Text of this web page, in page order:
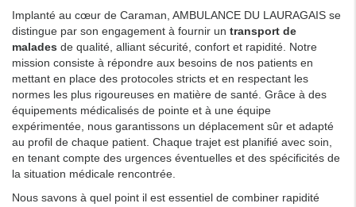
Implanté au cœur de Caraman, AMBULANCE DU LAURAGAIS se
distingue par son engagement à fournir un transport de
malades de qualité, alliant sécurité, confort et rapidité. Notre
mission consiste à répondre aux besoins de nos patients en
mettant en place des protocoles stricts et en respectant les
normes les plus rigoureuses en matière de santé. Grâce à des
équipements médicalisés de pointe et à une équipe
expérimentée, nous garantissons un déplacement sûr et adapté
au profil de chaque patient. Chaque trajet est planifié avec soin,
en tenant compte des urgences éventuelles et des spécificités de
la situation médicale rencontrée.
Nous savons à quel point il est essentiel de combiner rapidité